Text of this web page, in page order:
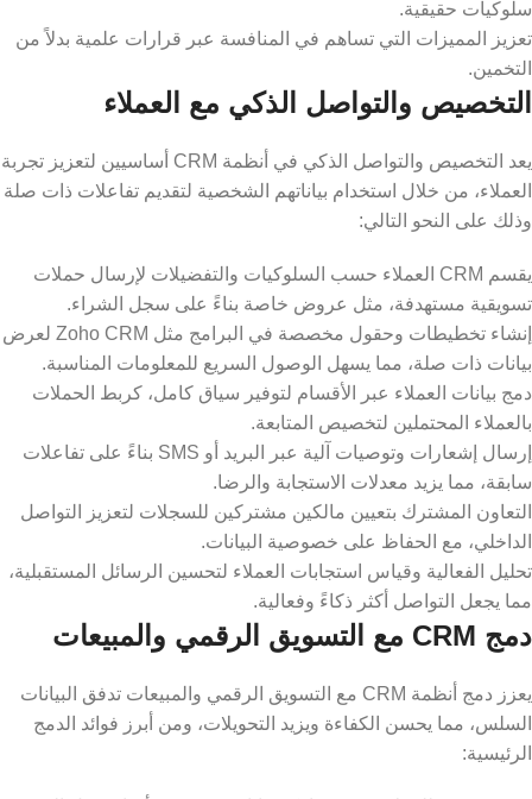
سلوكيات حقيقية.
تعزيز المميزات التي تساهم في المنافسة عبر قرارات علمية بدلاً من
التخمين.
التخصيص والتواصل الذكي مع العملاء
يعد التخصيص والتواصل الذكي في أنظمة CRM أساسيين لتعزيز تجربة
العملاء، من خلال استخدام بياناتهم الشخصية لتقديم تفاعلات ذات صلة
وذلك على النحو التالي:
يقسم CRM العملاء حسب السلوكيات والتفضيلات لإرسال حملات
تسويقية مستهدفة، مثل عروض خاصة بناءً على سجل الشراء.
إنشاء تخطيطات وحقول مخصصة في البرامج مثل Zoho CRM لعرض
بيانات ذات صلة، مما يسهل الوصول السريع للمعلومات المناسبة.
دمج بيانات العملاء عبر الأقسام لتوفير سياق كامل، كربط الحملات
بالعملاء المحتملين لتخصيص المتابعة.
إرسال إشعارات وتوصيات آلية عبر البريد أو SMS بناءً على تفاعلات
سابقة، مما يزيد معدلات الاستجابة والرضا.
التعاون المشترك بتعيين مالكين مشتركين للسجلات لتعزيز التواصل
الداخلي، مع الحفاظ على خصوصية البيانات.
​تحليل الفعالية وقياس استجابات العملاء لتحسين الرسائل المستقبلية،
مما يجعل التواصل أكثر ذكاءً وفعالية.
دمج CRM مع التسويق الرقمي والمبيعات
يعزز دمج أنظمة CRM مع التسويق الرقمي والمبيعات تدفق البيانات
السلس، مما يحسن الكفاءة ويزيد التحويلات، ومن أبرز فوائد الدمج
الرئيسية: